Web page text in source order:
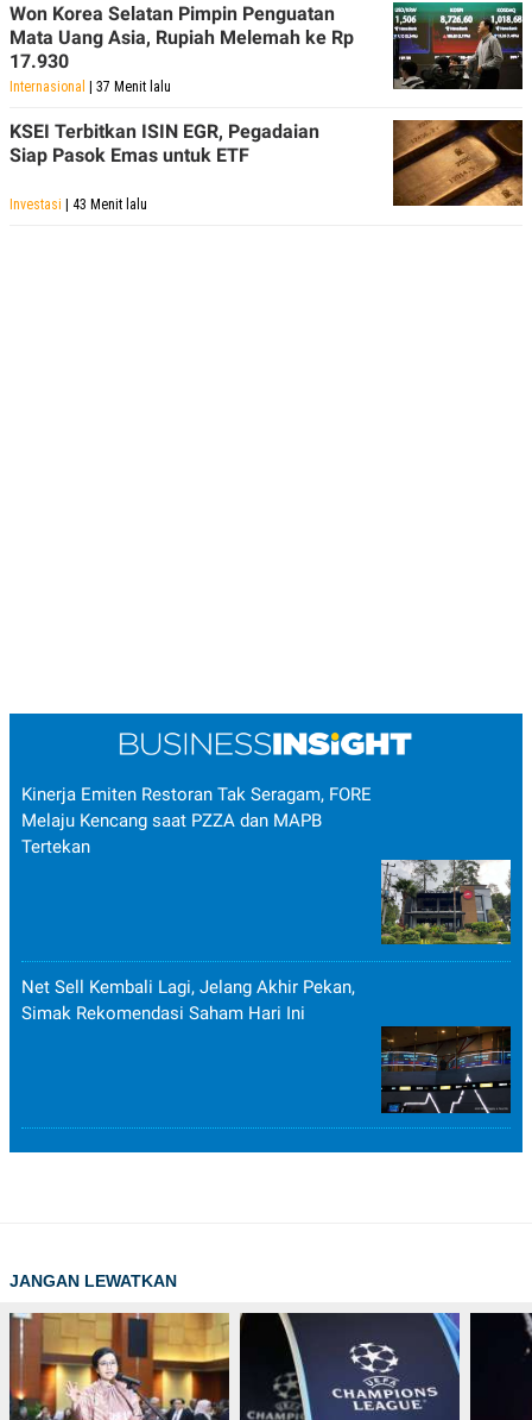
Won Korea Selatan Pimpin Penguatan
Mata Uang Asia, Rupiah Melemah ke Rp
17.930
Internasional | 37 Menit lalu
KSEI Terbitkan ISIN EGR, Pegadaian
Siap Pasok Emas untuk ETF
Investasi | 43 Menit lalu
Kinerja Emiten Restoran Tak Seragam, FORE
Melaju Kencang saat PZZA dan MAPB
Tertekan
Net Sell Kembali Lagi, Jelang Akhir Pekan,
Simak Rekomendasi Saham Hari Ini
JANGAN LEWATKAN